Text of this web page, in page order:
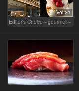
Vol.21
Editor's Choice～gourmet～